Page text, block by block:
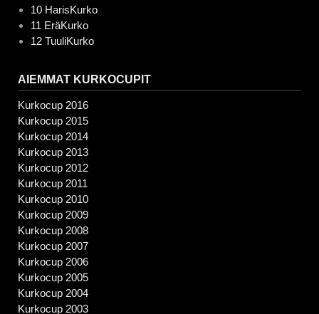
10 HarisKurko
11 EräKurko
12 TuuliKurko
AIEMMAT KURKOCUPIT
Kurkocup 2016
Kurkocup 2015
Kurkocup 2014
Kurkocup 2013
Kurkocup 2012
Kurkocup 2011
Kurkocup 2010
Kurkocup 2009
Kurkocup 2008
Kurkocup 2007
Kurkocup 2006
Kurkocup 2005
Kurkocup 2004
Kurkocup 2003